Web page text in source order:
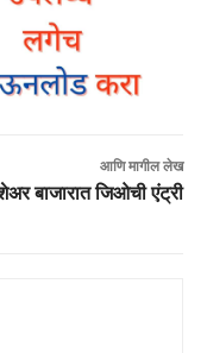
आणि मागील लेख
बाजारात जिओची एंट्री